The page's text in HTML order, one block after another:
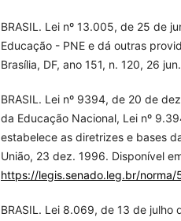
BRASIL. Lei nº 13.005, de 25 de
Educação - PNE e dá outras
Brasília, DF, ano 151, n. 120, 26
BRASIL. Lei nº 9394, de 20 de
da Educação Nacional, Lei nº
estabelece as diretrizes e bases
União, 23 dez. 1996. Disponível
https://legis.senado.leg.br/norma/
BRASIL. Lei 8.069, de 13 de julho